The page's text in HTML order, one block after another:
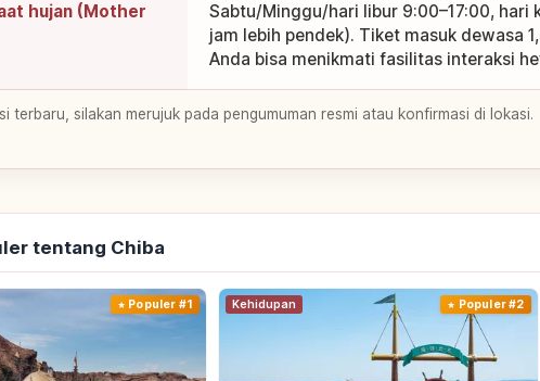
hujan (Mother
Sabtu/Minggu/hari libur 9:00–17:00, hari
jam lebih pendek). Tiket masuk dewasa
Anda bisa menikmati fasilitas interaksi
terbaru, silakan merujuk pada pengumuman resmi atau konfirmasi di lokasi.
tentang Chiba
Populer #1 Kehidupan Populer #2